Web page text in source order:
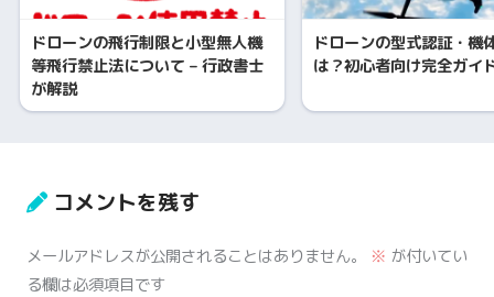
ドローンの飛行制限と小型無人機
等飛行禁止法について – 行政書士
が解説
ドローンの型式認証・機
は？初心者向け完全ガイ
コメントを残す
メールアドレスが公開されることはありません。 ※ が付いてい
る欄は必須項目です